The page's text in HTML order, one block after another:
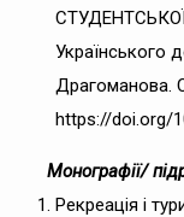
Українського
Драгоманова.
https://doi.org/
Монографії/
Рекреація і